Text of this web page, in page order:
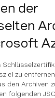
der
zu
den Archiven
folgenden